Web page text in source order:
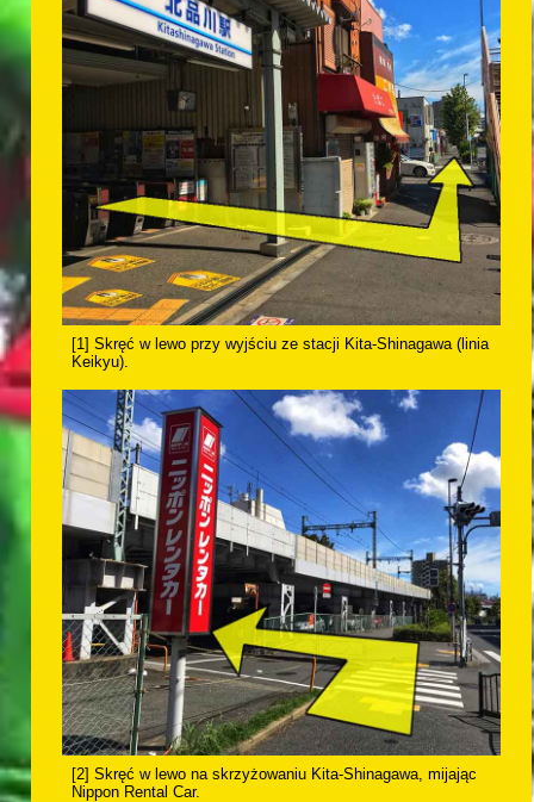
[1] Skręć w lewo przy wyjściu ze stacji Kita-Shinagawa (linia
Keikyu).
[2] Skręć w lewo na skrzyżowaniu Kita-Shinagawa, mijając
Nippon Rental Car.